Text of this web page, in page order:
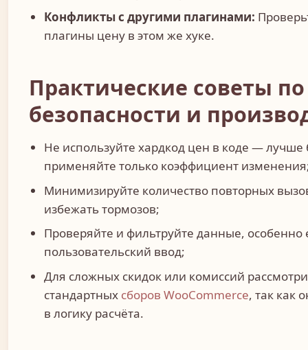
Конфликты с другими плагинами:
плагины цену в этом же хуке.
Практические советы по
безопасности и
Не используйте хардкод цен в коде — лучше
применяйте только коэффициент
Минимизируйте количество повторных
избежать тормозов;
Проверяйте и фильтруйте данные, особенно
пользовательский ввод;
Для сложных скидок или комиссий
стандартных сборов WooCommerce, так как
в логику расчёта.